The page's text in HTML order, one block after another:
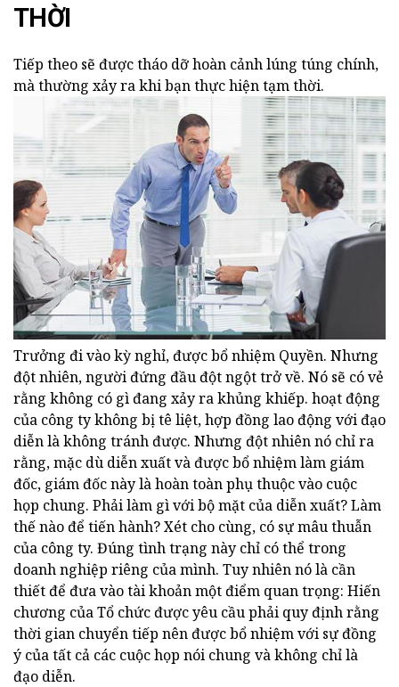
THỜI
Tiếp theo sẽ được tháo dỡ hoàn cảnh lúng túng chính,
mà thường xảy ra khi bạn thực hiện tạm thời.
Trưởng đi vào kỳ nghỉ, được bổ nhiệm Quyền. Nhưng
đột nhiên, người đứng đầu đột ngột trở về. Nó sẽ có vẻ
rằng không có gì đang xảy ra khủng khiếp. hoạt động
của công ty không bị tê liệt, hợp đồng lao động với đạo
diễn là không tránh được. Nhưng đột nhiên nó chỉ ra
rằng, mặc dù diễn xuất và được bổ nhiệm làm giám
đốc, giám đốc này là hoàn toàn phụ thuộc vào cuộc
họp chung. Phải làm gì với bộ mặt của diễn xuất? Làm
thế nào để tiến hành? Xét cho cùng, có sự mâu thuẫn
của công ty. Đúng tình trạng này chỉ có thể trong
doanh nghiệp riêng của mình. Tuy nhiên nó là cần
thiết để đưa vào tài khoản một điểm quan trọng: Hiến
chương của Tổ chức được yêu cầu phải quy định rằng
thời gian chuyển tiếp nên được bổ nhiệm với sự đồng
ý của tất cả các cuộc họp nói chung và không chỉ là
đạo diễn.